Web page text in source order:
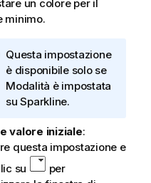
un colore per il
minimo.
N
o
t
a
n
f
o
r
Questa impostazione
è disponibile solo se
Modalità è impostata
su Sparkline.
valore iniziale:
questa impostazione e
su
per